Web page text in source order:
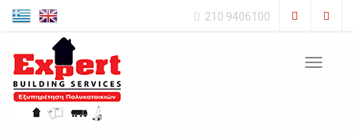
210 9406100
Toggle